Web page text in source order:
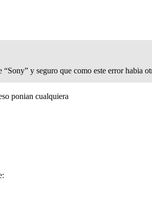
y seguro que como este error habia
ponian cualquiera